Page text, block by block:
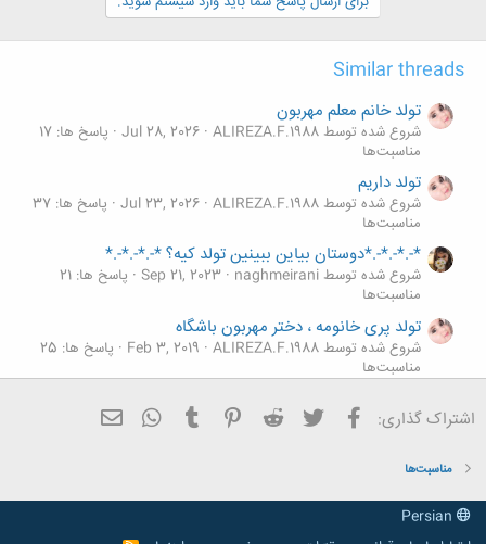
تولدت مبارک خانمی
و
ا
ک
ش
ه
ا
naghmeirani
برای ارسال پاسخ شما باید وارد سیستم شوید.
Similar threads
تولد خانم معلم مهربون
شروع شده توسط ALIREZA.F.1988 Jul 28, 2026
مناسبت‌ها
تولد داریم
مناسبت‌ها
شروع شده توسط naghmeirani
تولد پری خانومه ، دختر مهربون باشگاه